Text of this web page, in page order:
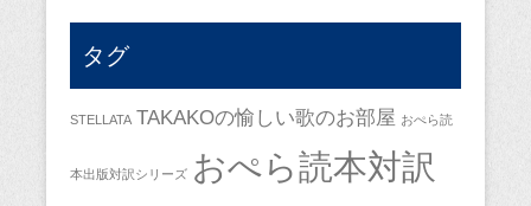
タグ
STELLATA TAKAKOの愉しい歌のお部屋 おぺら読
本出版対訳シリーズ おぺら読本対訳